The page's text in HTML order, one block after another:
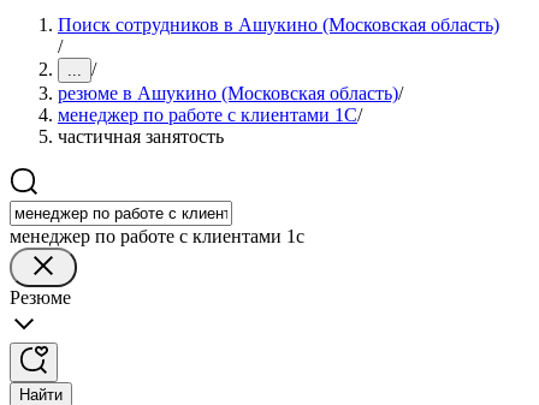
Поиск сотрудников в Ашукино (Московская область)
/
... /
резюме в Ашукино (Московская область)/
менеджер по работе с клиентами 1С/
частичная занятость
менеджер по работе с клиентами 1с
Резюме
Найти